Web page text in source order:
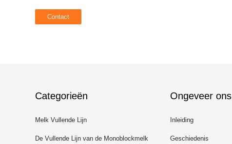
Categorieën
Melk Vullende Lijn
De Vullende Lijn van de Monoblockmelk
Ongeveer ons
Inleiding
Geschiedenis